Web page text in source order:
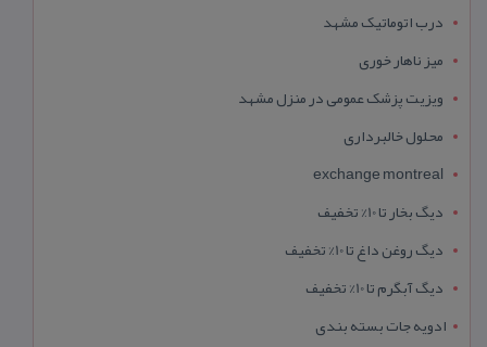
درب اتوماتیک مشهد
میز ناهار خوری
ویزیت پزشک عمومی در منزل مشهد
محلول خالبرداری
exchange montreal
دیگ بخار تا 10% تخفیف
دیگ روغن داغ تا 10% تخفیف
دیگ آبگرم تا 10% تخفیف
ادویه جات بسته بندی